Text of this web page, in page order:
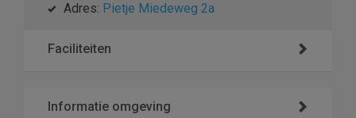
Adres: Pietje Miedeweg 2a
Faciliteiten
Informatie omgeving